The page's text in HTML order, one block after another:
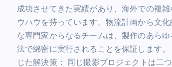
成功させてきた実績があり、海外での複
ウハウを持っています。物流計画から文
な専門家からなるチームは、製作のあら
法で綿密に実行されることを保証します
じた解決策： 同じ撮影プロジェクトは二